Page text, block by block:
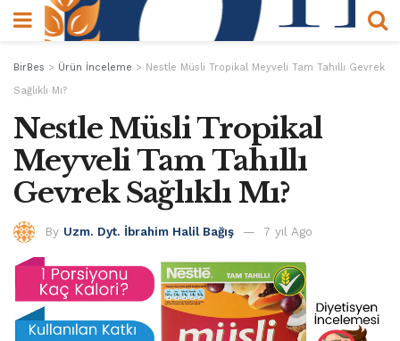
BirBes > Ürün İnceleme > Nestle Müsli Tropikal Meyveli Tam Tahıllı Gevrek
Sağlıklı Mı?
Nestle Müsli Tropikal
Meyveli Tam Tahıllı
Gevrek Sağlıklı Mı?
By Uzm. Dyt. İbrahim Halil Bağış 7 yıl Ago